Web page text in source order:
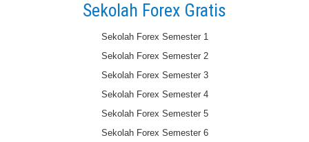
Sekolah Forex Gratis
Sekolah Forex Semester 1
Sekolah Forex Semester 2
Sekolah Forex Semester 3
Sekolah Forex Semester 4
Sekolah Forex Semester 5
Sekolah Forex Semester 6